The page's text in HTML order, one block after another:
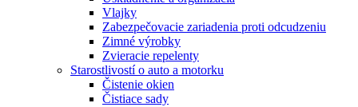
Vlajky
Zabezpečovacie zariadenia proti odcudzeniu
Zimné výrobky
Zvieracie repelenty
Starostlivostí o auto a motorku
Čistenie okien
Čistiace sady